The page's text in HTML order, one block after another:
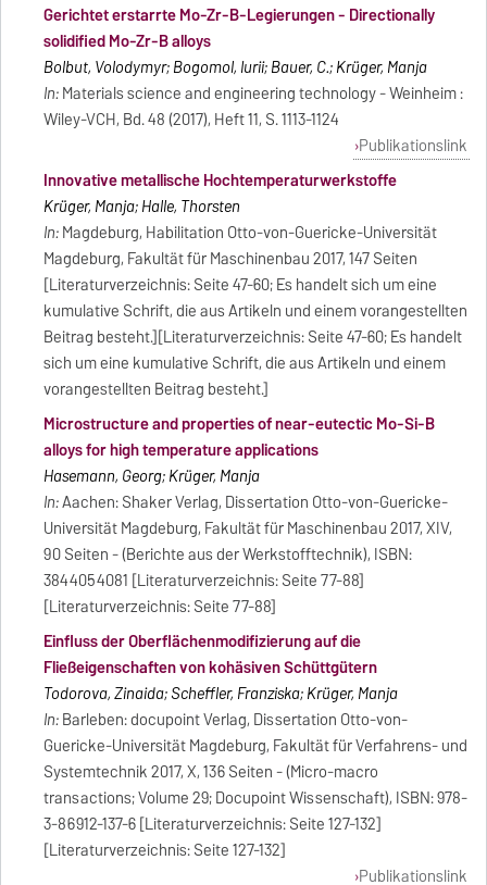
Gerichtet erstarrte Mo-Zr-B-Legierungen - Directionally
solidified Mo-Zr-B alloys
Bolbut, Volodymyr; Bogomol, Iurii; Bauer, C.; Krüger, Manja
In:Materials science and engineering technology - Weinheim :
Wiley-VCH, Bd. 48 (2017), Heft 11, S. 1113-1124
Publikationslink
Innovative metallische Hochtemperaturwerkstoffe
Krüger, Manja; Halle, Thorsten
In:Magdeburg, Habilitation Otto-von-Guericke-Universität
Magdeburg, Fakultät für Maschinenbau 2017, 147 Seiten
[Literaturverzeichnis: Seite 47-60; Es handelt sich um eine
kumulative Schrift, die aus Artikeln und einem vorangestellten
Beitrag besteht.][Literaturverzeichnis: Seite 47-60; Es handelt
sich um eine kumulative Schrift, die aus Artikeln und einem
vorangestellten Beitrag besteht.]
Microstructure and properties of near-eutectic Mo-Si-B
alloys for high temperature applications
Hasemann, Georg; Krüger, Manja
In:Aachen: Shaker Verlag, Dissertation Otto-von-Guericke-
Universität Magdeburg, Fakultät für Maschinenbau 2017, XIV,
90 Seiten - (Berichte aus der Werkstofftechnik), ISBN:
3844054081 [Literaturverzeichnis: Seite 77-88]
[Literaturverzeichnis: Seite 77-88]
Einfluss der Oberflächenmodifizierung auf die
Fließeigenschaften von kohäsiven Schüttgütern
Todorova, Zinaida; Scheffler, Franziska; Krüger, Manja
In:Barleben: docupoint Verlag, Dissertation Otto-von-
Guericke-Universität Magdeburg, Fakultät für Verfahrens- und
Systemtechnik 2017, X, 136 Seiten - (Micro-macro
transactions; Volume 29; Docupoint Wissenschaft), ISBN: 978-
3-86912-137-6 [Literaturverzeichnis: Seite 127-132]
[Literaturverzeichnis: Seite 127-132]
Publikationslink